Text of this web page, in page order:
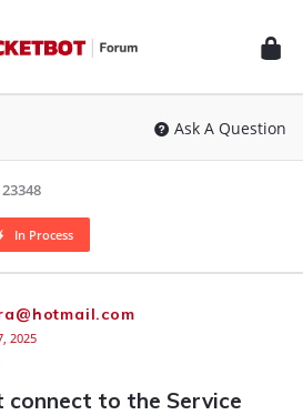
Ask A Question
In Process
2025
connect to the Service